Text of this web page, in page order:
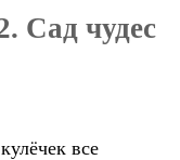
Сад чудес
все